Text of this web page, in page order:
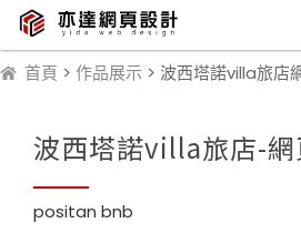
首頁 > 作品展示 > 波西塔諾villa旅店
波西塔諾villa旅店-網
positan bnb